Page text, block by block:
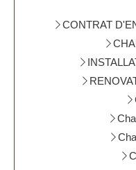
CONTRAT